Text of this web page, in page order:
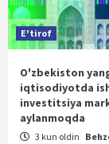
E'tirof
O'zbekiston
iqtisodiyotda
investitsiya
aylanmoqda
3 kun oldin